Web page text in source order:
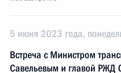
5 июня 2023 года,
Встреча с Министром
Савельевым и главой РЖД